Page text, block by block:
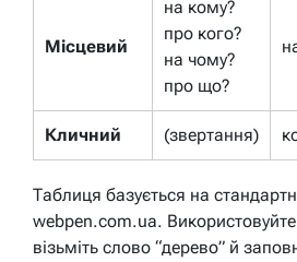
Місцевий
на кому?
про кого?
на чому?
про що?
Кличний (звертання)
Таблиця базується на
webpen.com.ua. Використовуйте
візьміть слово “дерево” й